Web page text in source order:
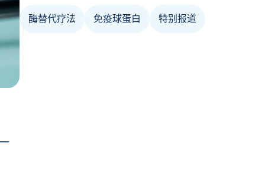
酶替代疗法 免疫球蛋白 特别报道